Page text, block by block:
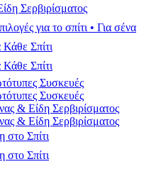
Σερβιρίσματος
για το σπίτι • Για σένα
Σπίτι
Σπίτι
Συσκευές
Συσκευές
& Είδη Σερβιρίσματος
& Είδη Σερβιρίσματος
Σπίτι
Σπίτι